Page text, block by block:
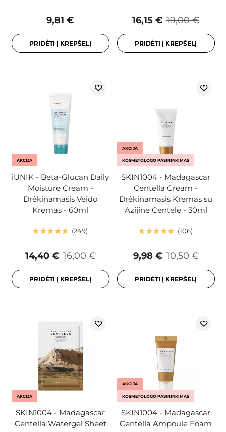
9,81 €
PRIDĖTI Į KREPŠELĮ
19,00 €
16,15 €
PRIDĖTI Į KREPŠELĮ
AKCIJA
iUNIK - Beta-Glucan Daily
Moisture Cream -
Drėkinamasis Veido
Kremas - 60ml
249
16,00 €
14,40 €
PRIDĖTI Į KREPŠELĮ
AKCIJA
KOSMETOLOGO PASIRINKIMAS
SKIN1004 - Madagascar
Centella Cream -
Drėkinamasis Kremas su
Azijine Centele - 30ml
106
10,50 €
9,98 €
PRIDĖTI Į KREPŠELĮ
AKCIJA
SKIN1004 - Madagascar
Centella Watergel Sheet
AKCIJA
KOSMETOLOGO PASIRINKIMAS
SKIN1004 - Madagascar
Centella Ampoule Foam